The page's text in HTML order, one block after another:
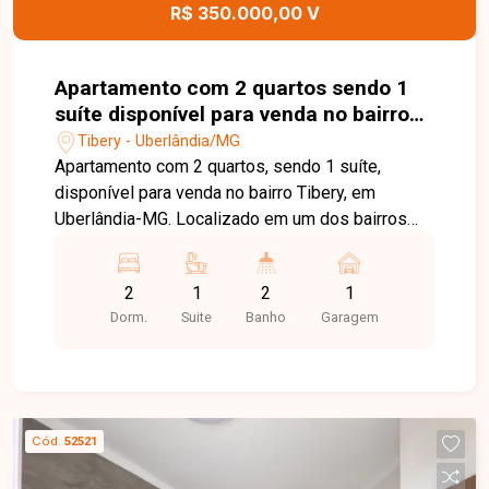
e pronto para morar em uma das melhores
localizações de Uberlândia. Agende uma visita e
venha conhecer todos os detalhes deste incrível
apartamento.
R$ 350.000,00 V
Apartamento com 2 quartos sendo 1
suíte disponível para venda no bairro
Tibery em Uberlândia-MG
Tibery - Uberlândia/MG
Apartamento com 2 quartos, sendo 1 suíte,
disponível para venda no bairro Tibery, em
Uberlândia-MG. Localizado em um dos bairros
excelente infraestrutura e fácil acesso aos
principais pontos da cidade. O imóvel está
próximo ao Center Shopping, supermercados,
conta com sala ampla integrada à cozinha
americana com armários planejados, 2 quartos,
sendo 1 suíte com armário planejado, banheiro
2
Dorm.
1
Suite
2
Banho
1
Garagem
Cód. 52521